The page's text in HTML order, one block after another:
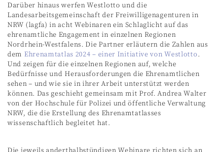
Darüber hinaus werfen Westlotto und die
Landesarbeitsgemeinschaft der Freiwilligenagenturen in
NRW (lagfa) in acht Webinaren ein Schlaglicht auf das
ehrenamtliche Engagement in einzelnen Regionen
Nordrhein-Westfalens. Die Partner erläutern die Zahlen aus
dem Ehrenamtatlas 2024 – einer Initiative von Westlotto.
Und zeigen für die einzelnen Regionen auf, welche
Bedürfnisse und Herausforderungen die Ehrenamtlichen
sehen – und wie sie in ihrer Arbeit unterstützt werden
können. Das geschieht gemeinsam mit Prof. Andrea Walter
von der Hochschule für Polizei und öffentliche Verwaltung
NRW, die die Erstellung des Ehrenamtatlasses
wissenschaftlich begleitet hat.